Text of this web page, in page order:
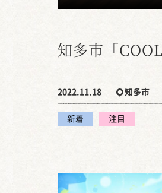
知多市「
2022.11.18 知多市
新着 注目